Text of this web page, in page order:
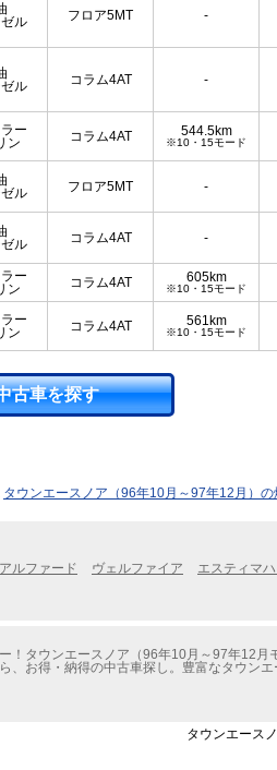
ル
フロア5MT -
ル
コラム4AT -
ー
ン
コラム4AT 544.5km
※10・15モード
ル
フロア5MT -
ル
コラム4AT -
ー
ン
コラム4AT 605km
※10・15モード
ー
ン
コラム4AT 561km
※10・15モード
古車を探す
タウンエースノア（96年10月～97年12月）
アルファード ヴェルファイア エスティマ
タウンエースノア（96年10月～97年12月
、お得・納得の中古車探し。豊富なタウン
タウンエース